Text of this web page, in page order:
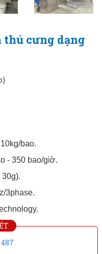
thú cưng dạng
bao.
- 350 bao/giờ.
30g).
3phase.